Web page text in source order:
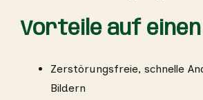
Vorteile auf
Zerstörungsfreie, schnelle
Bildern